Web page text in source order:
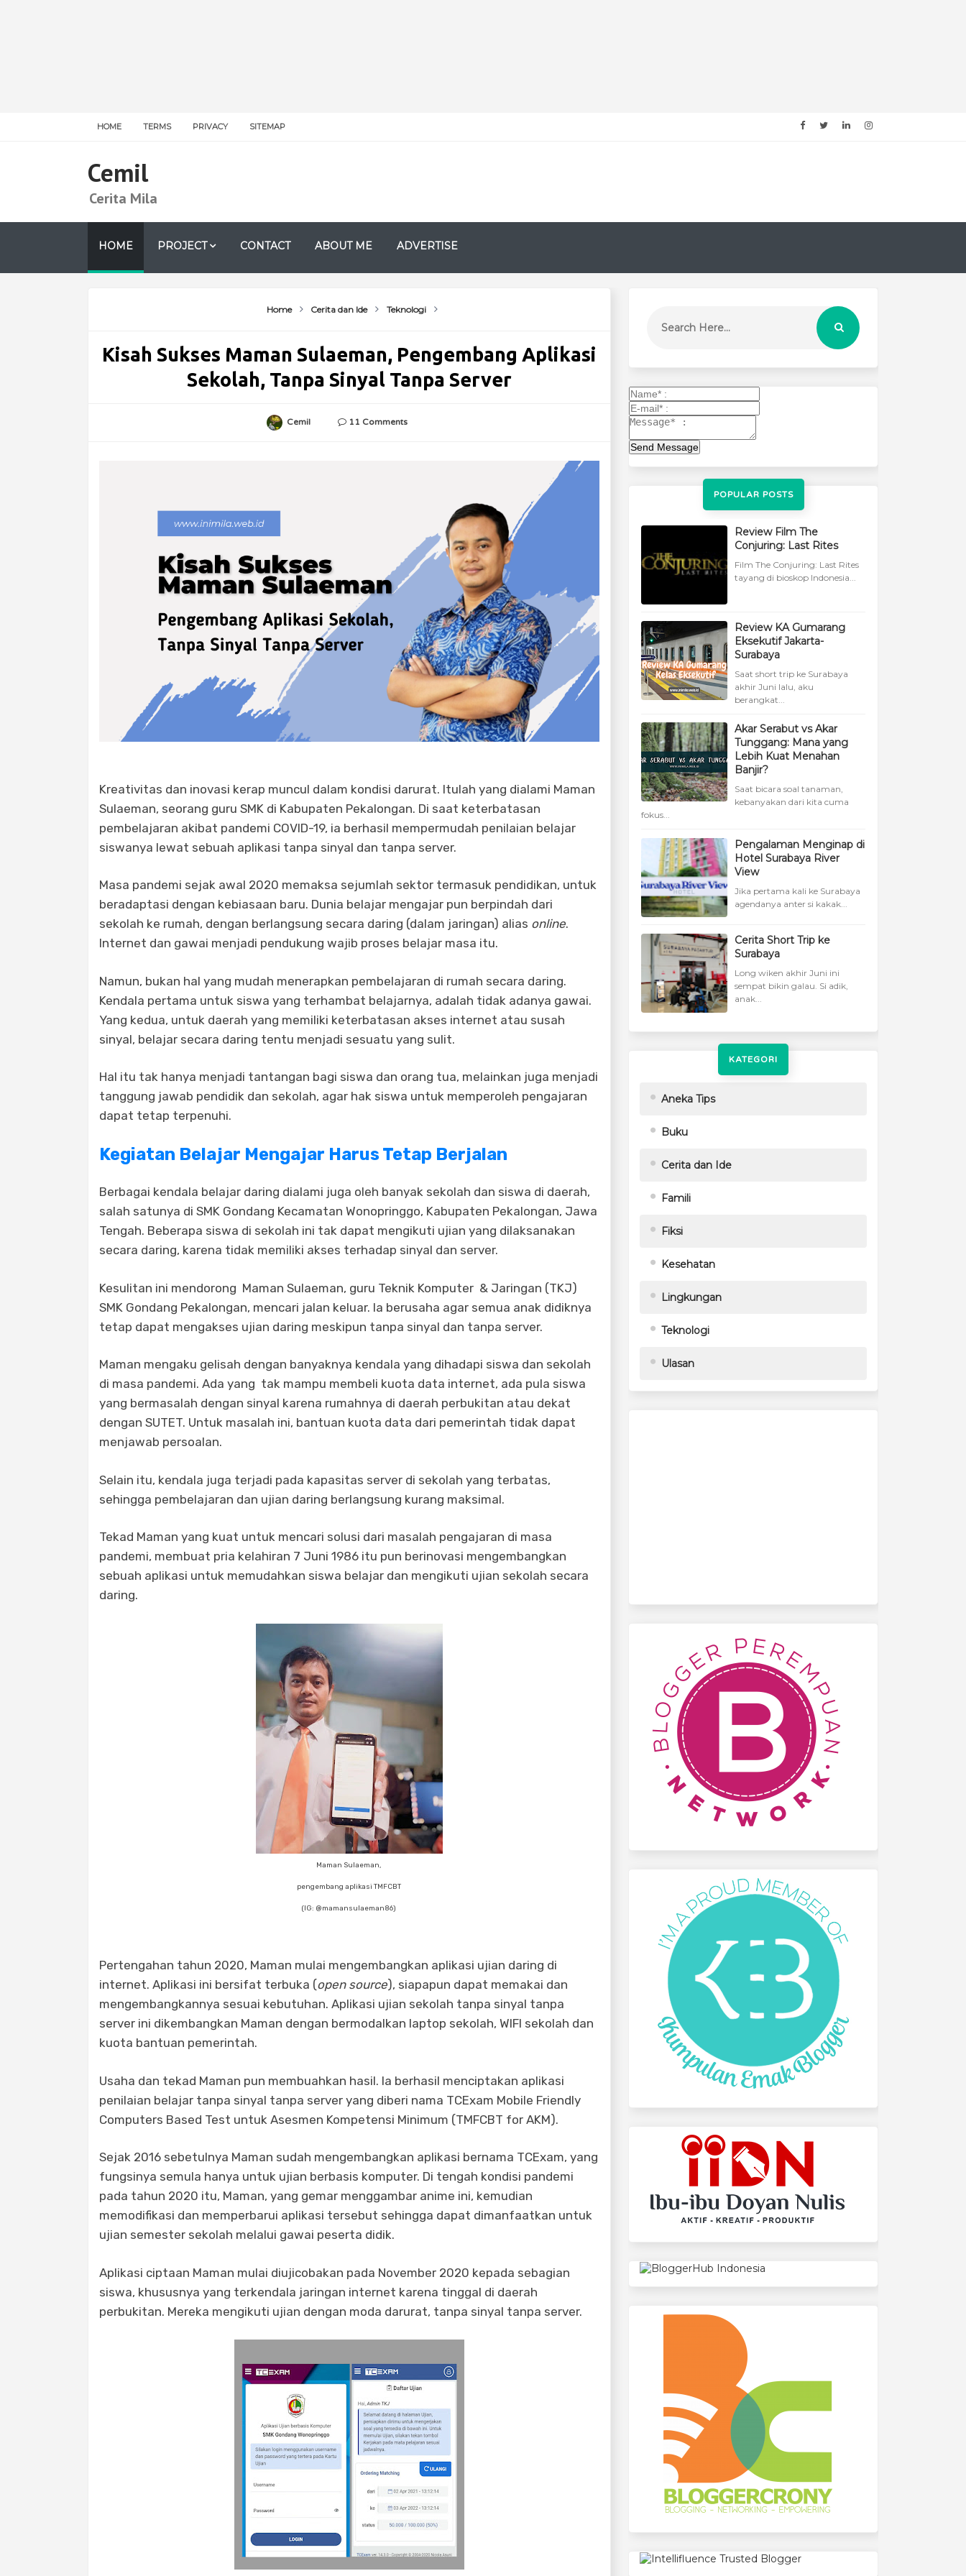
HOME TERMS PRIVACY SITEMAP
Cemil
Cerita Mila
HOME PROJECT CONTACT ABOUT ME ADVERTISE
Home Cerita dan Ide Teknologi
Kisah Sukses Maman Sulaeman, Pengembang Aplikasi
Sekolah, Tanpa Sinyal Tanpa Server
Cemil 11 Comments
Kreativitas dan inovasi kerap muncul dalam kondisi darurat. Itulah yang dialami Maman
Sulaeman, seorang guru SMK di Kabupaten Pekalongan. Di saat keterbatasan
pembelajaran akibat pandemi COVID-19, ia berhasil mempermudah penilaian belajar
siswanya lewat sebuah aplikasi tanpa sinyal dan tanpa server.
Masa pandemi sejak awal 2020 memaksa sejumlah sektor termasuk pendidikan, untuk
beradaptasi dengan kebiasaan baru. Dunia belajar mengajar pun berpindah dari
sekolah ke rumah, dengan berlangsung secara daring (dalam jaringan) alias online.
Internet dan gawai menjadi pendukung wajib proses belajar masa itu.
Namun, bukan hal yang mudah menerapkan pembelajaran di rumah secara daring.
Kendala pertama untuk siswa yang terhambat belajarnya, adalah tidak adanya gawai.
Yang kedua, untuk daerah yang memiliki keterbatasan akses internet atau susah
sinyal, belajar secara daring tentu menjadi sesuatu yang sulit.
Hal itu tak hanya menjadi tantangan bagi siswa dan orang tua, melainkan juga menjadi
tanggung jawab pendidik dan sekolah, agar hak siswa untuk memperoleh pengajaran
dapat tetap terpenuhi.
Kegiatan Belajar Mengajar Harus Tetap Berjalan
Berbagai kendala belajar daring dialami juga oleh banyak sekolah dan siswa di daerah,
salah satunya di SMK Gondang Kecamatan Wonopringgo, Kabupaten Pekalongan, Jawa
Tengah. Beberapa siswa di sekolah ini tak dapat mengikuti ujian yang dilaksanakan
secara daring, karena tidak memiliki akses terhadap sinyal dan server.
Kesulitan ini mendorong Maman Sulaeman, guru Teknik Komputer & Jaringan (TKJ)
SMK Gondang Pekalongan, mencari jalan keluar. Ia berusaha agar semua anak didiknya
tetap dapat mengakses ujian daring meskipun tanpa sinyal dan tanpa server.
Maman mengaku gelisah dengan banyaknya kendala yang dihadapi siswa dan sekolah
di masa pandemi. Ada yang tak mampu membeli kuota data internet, ada pula siswa
yang bermasalah dengan sinyal karena rumahnya di daerah perbukitan atau dekat
dengan SUTET. Untuk masalah ini, bantuan kuota data dari pemerintah tidak dapat
menjawab persoalan.
Selain itu, kendala juga terjadi pada kapasitas server di sekolah yang terbatas,
sehingga pembelajaran dan ujian daring berlangsung kurang maksimal.
Tekad Maman yang kuat untuk mencari solusi dari masalah pengajaran di masa
pandemi, membuat pria kelahiran 7 Juni 1986 itu pun berinovasi mengembangkan
sebuah aplikasi untuk memudahkan siswa belajar dan mengikuti ujian sekolah secara
daring.
Maman Sulaeman,
pengembang aplikasi TMFCBT
(IG: @mamansulaeman86)
Pertengahan tahun 2020, Maman mulai mengembangkan aplikasi ujian daring di
internet. Aplikasi ini bersifat terbuka (open source), siapapun dapat memakai dan
mengembangkannya sesuai kebutuhan. Aplikasi ujian sekolah tanpa sinyal tanpa
server ini dikembangkan Maman dengan bermodalkan laptop sekolah, WIFI sekolah dan
kuota bantuan pemerintah.
Usaha dan tekad Maman pun membuahkan hasil. Ia berhasil menciptakan aplikasi
penilaian belajar tanpa sinyal tanpa server yang diberi nama TCExam Mobile Friendly
Computers Based Test untuk Asesmen Kompetensi Minimum (TMFCBT for AKM).
Sejak 2016 sebetulnya Maman sudah mengembangkan aplikasi bernama TCExam, yang
fungsinya semula hanya untuk ujian berbasis komputer. Di tengah kondisi pandemi
pada tahun 2020 itu, Maman, yang gemar menggambar anime ini, kemudian
memodifikasi dan memperbarui aplikasi tersebut sehingga dapat dimanfaatkan untuk
ujian semester sekolah melalui gawai peserta didik.
Aplikasi ciptaan Maman mulai diujicobakan pada November 2020 kepada sebagian
siswa, khususnya yang terkendala jaringan internet karena tinggal di daerah
perbukitan. Mereka mengikuti ujian dengan moda darurat, tanpa sinyal tanpa server.
Send Message
POPULAR POSTS
Review Film The
Conjuring: Last Rites
Film The Conjuring: Last Rites
tayang di bioskop Indonesia...
Review KA Gumarang
Eksekutif Jakarta-
Surabaya
Saat short trip ke Surabaya
akhir Juni lalu, aku
berangkat...
Akar Serabut vs Akar
Tunggang: Mana yang
Lebih Kuat Menahan
Banjir?
Saat bicara soal tanaman,
kebanyakan dari kita cuma
fokus...
Pengalaman Menginap di
Hotel Surabaya River
View
Jika pertama kali ke Surabaya
agendanya anter si kakak...
Cerita Short Trip ke
Surabaya
Long wiken akhir Juni ini
sempat bikin galau. Si adik,
anak...
KATEGORI
Aneka Tips
Buku
Cerita dan Ide
Famili
Fiksi
Kesehatan
Lingkungan
Teknologi
Ulasan